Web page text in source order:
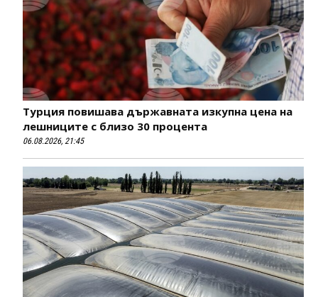
Турция повишава държавната изкупна цена на
лешниците с близо 30 процента
06.08.2026, 21:45